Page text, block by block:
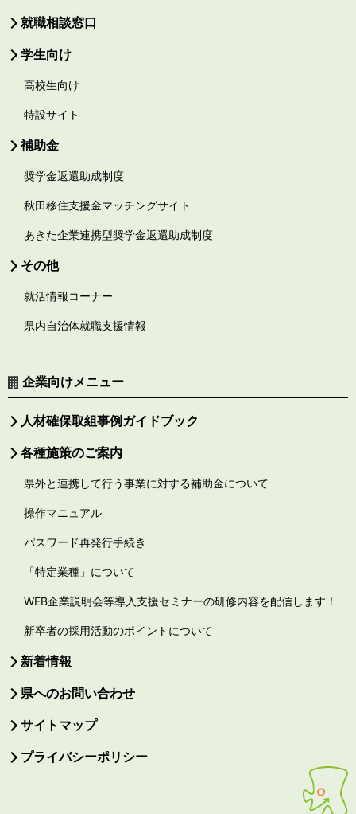
就職相談窓口
学生向け
高校生向け
特設サイト
補助金
奨学金返還助成制度
秋田移住支援金マッチングサイト
あきた企業連携型奨学金返還助成制度
その他
就活情報コーナー
県内自治体就職支援情報
企業向けメニュー
人材確保取組事例ガイドブック
各種施策のご案内
県外と連携して行う事業に対する補助金について
操作マニュアル
パスワード再発行手続き
「特定業種」について
WEB企業説明会等導入支援セミナーの研修内容を配信します！
新卒者の採用活動のポイントについて
新着情報
県へのお問い合わせ
サイトマップ
プライバシーポリシー